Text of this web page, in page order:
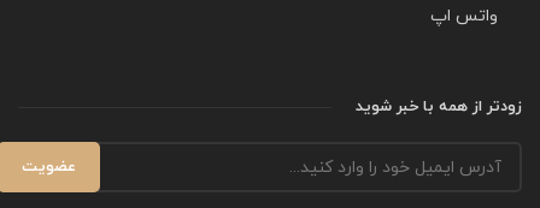
واتس اپ
زودتر از همه با خبر شوید